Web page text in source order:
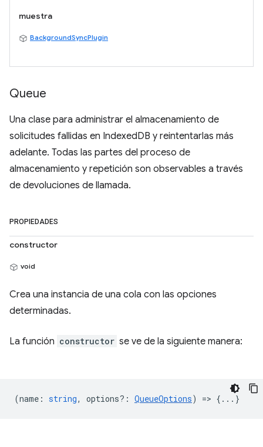
muestra
BackgroundSyncPlugin
Queue
Una clase para administrar el almacenamiento de
solicitudes fallidas en IndexedDB y reintentarlas más
adelante. Todas las partes del proceso de
almacenamiento y repetición son observables a través
de devoluciones de llamada.
PROPIEDADES
constructor
void
Crea una instancia de una cola con las opciones
determinadas.
La función constructor se ve de la siguiente manera:
(name : string, options? : QueueOptions) => {...}